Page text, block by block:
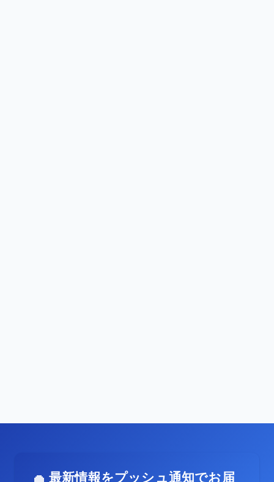
最新情報をプッシュ通知でお届